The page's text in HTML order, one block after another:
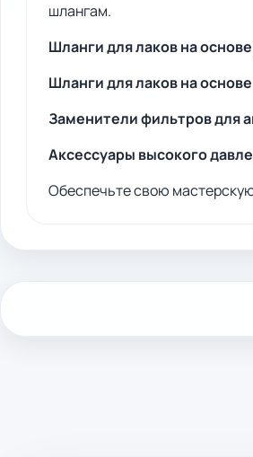
шлангам.
Шланги для лаков на
Шланги для лаков на
Заменители фильтров для
Аксессуары высокого
Обеспечьте свою